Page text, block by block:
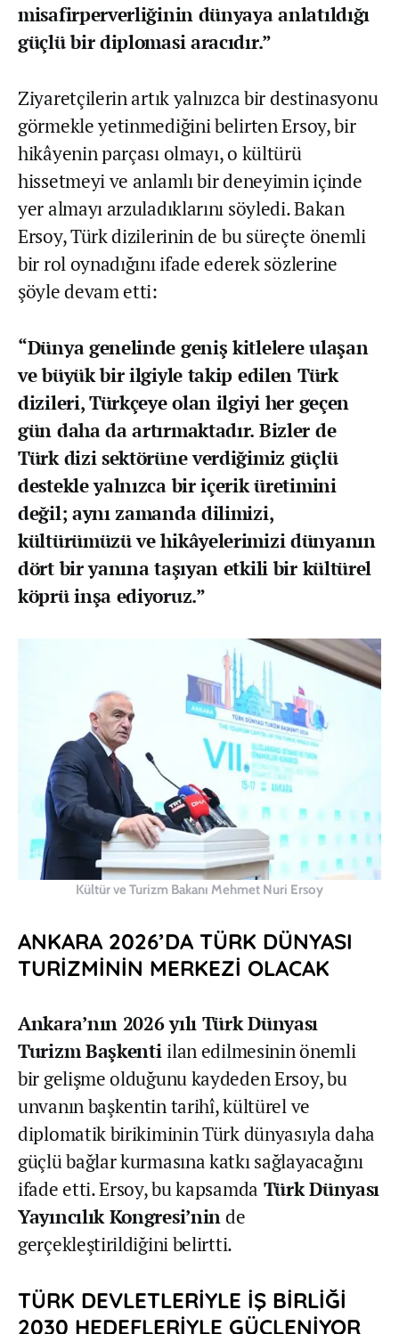
misafirperverliğinin dünyaya anlatıldığı
güçlü bir diplomasi aracıdır.”
Ziyaretçilerin artık yalnızca bir destinasyonu
görmekle yetinmediğini belirten Ersoy, bir
hikâyenin parçası olmayı, o kültürü
hissetmeyi ve anlamlı bir deneyimin içinde
yer almayı arzuladıklarını söyledi. Bakan
Ersoy, Türk dizilerinin de bu süreçte önemli
bir rol oynadığını ifade ederek sözlerine
şöyle devam etti:
“Dünya genelinde geniş kitlelere ulaşan
ve büyük bir ilgiyle takip edilen Türk
dizileri, Türkçeye olan ilgiyi her geçen
gün daha da artırmaktadır. Bizler de
Türk dizi sektörüne verdiğimiz güçlü
destekle yalnızca bir içerik üretimini
değil; aynı zamanda dilimizi,
kültürümüzü ve hikâyelerimizi dünyanın
dört bir yanına taşıyan etkili bir kültürel
köprü inşa ediyoruz.”
Kültür ve Turizm Bakanı Mehmet Nuri Ersoy
ANKARA 2026’DA TÜRK DÜNYASI
TURİZMİNİN MERKEZİ OLACAK
Ankara’nın 2026 yılı Türk Dünyası
Turizm Başkenti ilan edilmesinin önemli
bir gelişme olduğunu kaydeden Ersoy, bu
unvanın başkentin tarihî, kültürel ve
diplomatik birikiminin Türk dünyasıyla daha
güçlü bağlar kurmasına katkı sağlayacağını
ifade etti. Ersoy, bu kapsamda Türk Dünyası
Yayıncılık Kongresi’ninde
gerçekleştirildiğini belirtti.
TÜRK DEVLETLERİYLE İŞ BİRLİĞİ
2030 HEDEFLERİYLE GÜÇLENİYOR